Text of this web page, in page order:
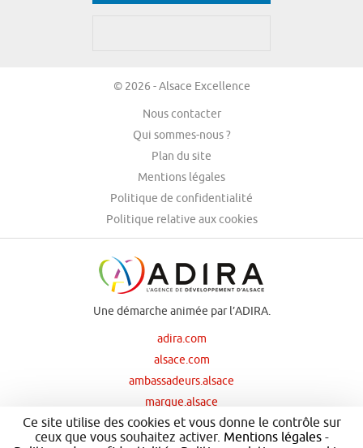
© 2026 - Alsace Excellence
Nous contacter
Qui sommes-nous ?
Plan du site
Mentions légales
Politique de confidentialité
Politique relative aux cookies
Une démarche animée par l’ADIRA.
adira.com
alsace.com
ambassadeurs.alsace
marque.alsace
Ce site utilise des cookies et vous donne le contrôle sur
ceux que vous souhaitez activer. Mentions légales-